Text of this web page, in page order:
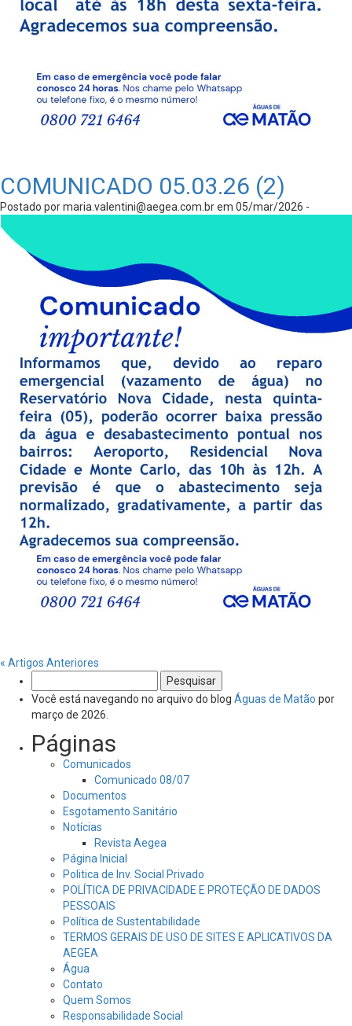
COMUNICADO 05.03.26 (2)
Postado pormaria.valentini@aegea.com.brem 05/mar/2026 -
« Artigos Anteriores
por:
Você está navegando no arquivo do blog Águas de Matão por
março de 2026.
Páginas
Comunicados
Comunicado 08/07
Documentos
Esgotamento Sanitário
Notícias
Revista Aegea
Página Inicial
Politica de Inv. Social Privado
POLÍTICA DE PRIVACIDADE E PROTEÇÃO DE DADOS
PESSOAIS
Política de Sustentabilidade
TERMOS GERAIS DE USO DE SITES E APLICATIVOS DA
AEGEA
Água
Contato
Quem Somos
Responsabilidade Social